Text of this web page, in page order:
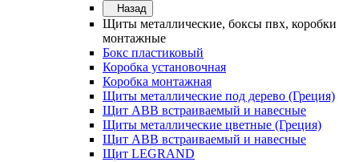
Назад
Щиты металлические, боксы пвх, коробки
монтажные
Бокс пластиковый
Коробка установочная
Коробка монтажная
Щиты металлические под дерево (Греция)
Щит ABB встраиваемый и навесные
Щиты металлические цветные (Греция)
Щит ABB встраиваемый и навесные
Щит LEGRAND